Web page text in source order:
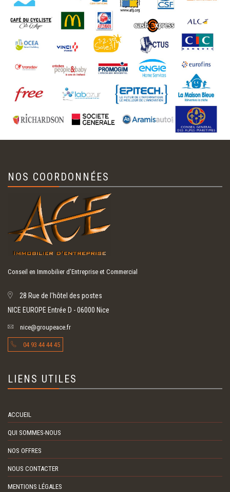
NOS COORDONNÉES
Conseil en Immobilier d’Entreprise et Commercial
28 Rue de l'hôtel des postes
NICE EUROPE Entrée D - 06000 Nice
nice@groupeace.fr
04 93 44 44 45
LIENS UTILES
ACCUEIL
QUI SOMMES-NOUS
NOS OFFRES
NOUS CONTACTER
MENTIONS LÉGALES